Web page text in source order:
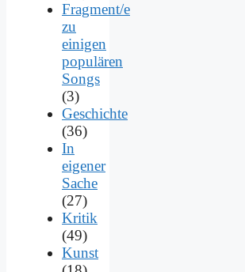
Fragment/e
zu
einigen
populären
Songs
(3)
Geschichte
(36)
In
eigener
Sache
(27)
Kritik
(49)
Kunst